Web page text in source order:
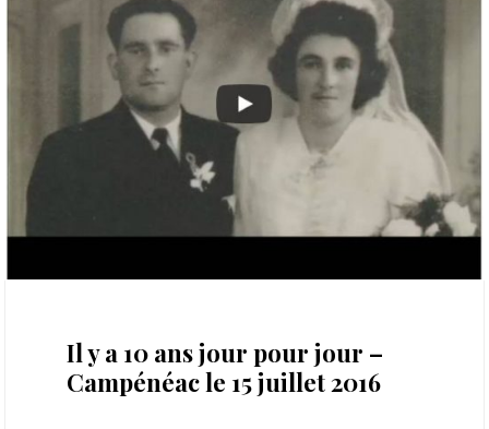
Il y a 10 ans jour pour jour –
Campénéac le 15 juillet 2016